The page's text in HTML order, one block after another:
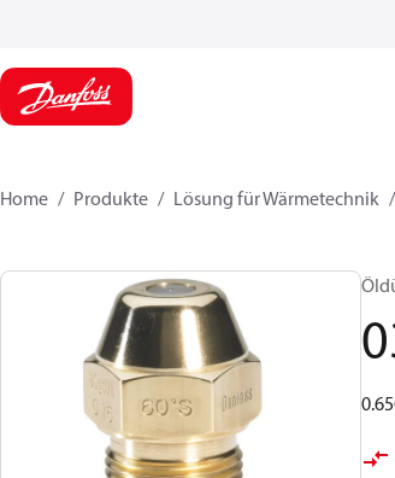
Home Produkte Lösung für Wärmetechnik